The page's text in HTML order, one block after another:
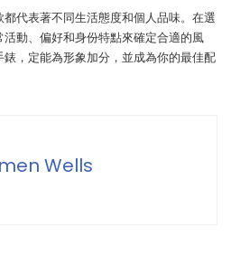
代表著不同生活態度和個人品味。在選
動、偏好和身份特點來確定合適的風
，定能為形象加分，並成為你的最佳配
Wells